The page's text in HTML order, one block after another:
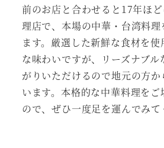
前のお店と合わせると17年ほ
理店で、本場の中華・台湾料
ます。厳選した新鮮な食材を
な味わいですが、リーズナブル
がりいただけるので地元の方
います。本格的な中華料理を
ので、ぜひ一度足を運んでみて